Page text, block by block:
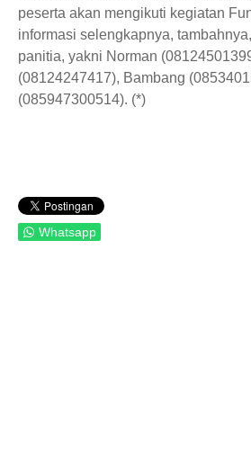
peserta akan mengikuti kegiatan
informasi selengkapnya,
panitia, yakni Norman
(08124247417), Bambang
(085947300514). (*)
Whatsapp